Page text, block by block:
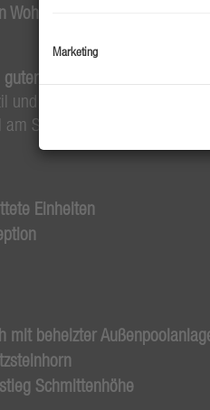
Wohnen & Natur! Lassen Sie
guter Rendite
und zugleich Ihre
See.
Einheiten
mit beheizter
Schmittenhöhe
Marketing